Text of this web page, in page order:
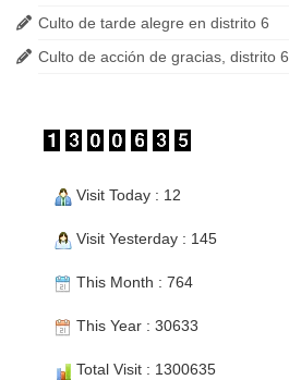
Culto de tarde alegre en distrito 6
Culto de acción de gracias, distrito 6
Visit Today : 12
Visit Yesterday : 145
This Month : 764
This Year : 30633
Total Visit : 1300635